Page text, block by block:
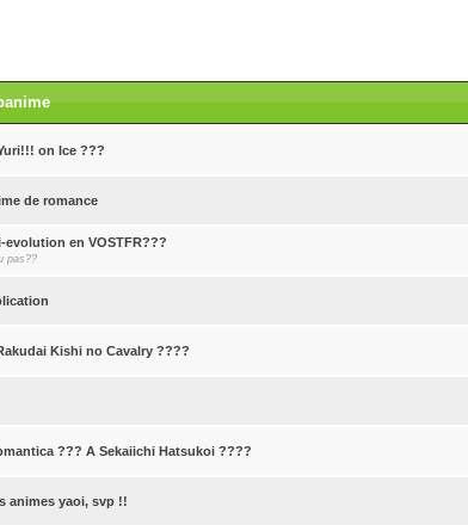
on Ice ???
de romance
evolution en VOSTFR???
pas??
Kishi no Cavalry ????
??? A Sekaiichi Hatsukoi ????
animes yaoi, svp !!